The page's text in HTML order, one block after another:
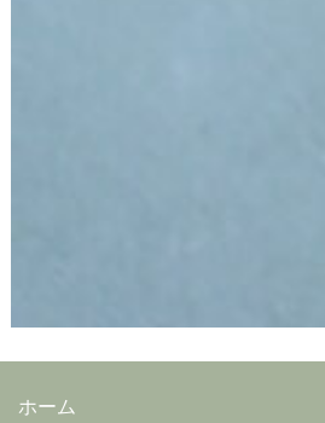
ホーム